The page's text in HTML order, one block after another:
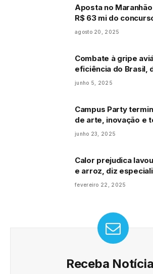
Aposta no
R$ 63 mi do
agosto 20, 2025
Combate à gripe
eficiência do Brasil,
junho 5, 2025
Campus Party
de arte, inovação e
junho 23, 2025
Calor prejudica
e arroz, diz
fevereiro 22, 2025
Receba